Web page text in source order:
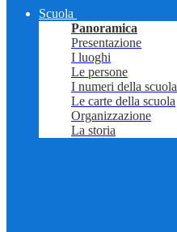
Scuola
Panoramica
Presentazione
I luoghi
Le persone
I numeri della scuola
Le carte della scuola
Organizzazione
La storia